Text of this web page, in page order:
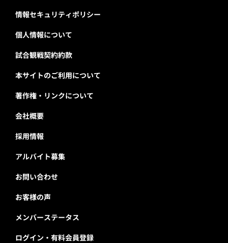
情報セキュリティポリシー
個人情報について
試合観戦契約約款
本サイトのご利用について
著作権・リンクについて
会社概要
採用情報
アルバイト募集
お問い合わせ
お客様の声
メンバーステータス
ログイン・有料会員登録